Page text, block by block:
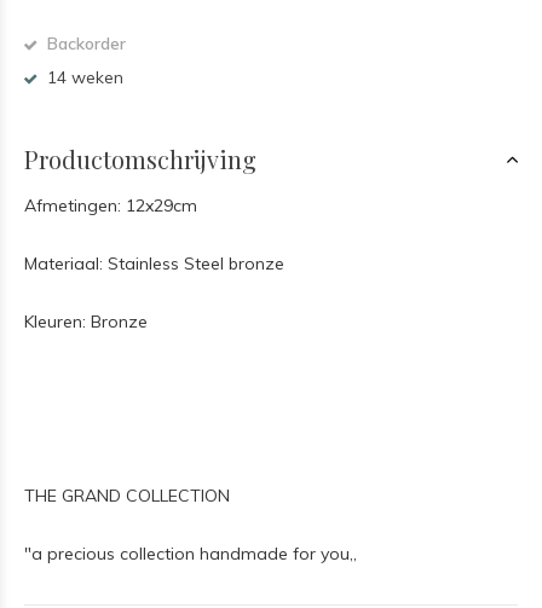
Backorder
14 weken
Productomschrijving
Afmetingen: 12x29cm
Materiaal: Stainless Steel bronze
Kleuren: Bronze
THE GRAND COLLECTION
"a precious collection handmade for you,,